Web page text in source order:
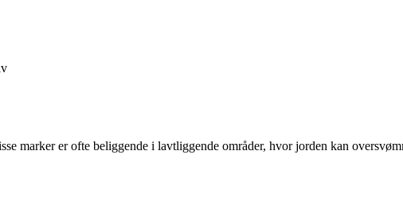
marker er ofte beliggende i lavtliggende områder, hvor jorden kan